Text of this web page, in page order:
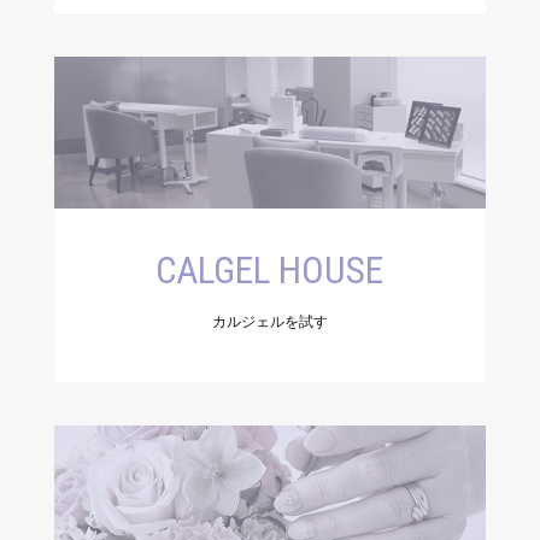
CALGEL HOUSE
カルジェルを試す